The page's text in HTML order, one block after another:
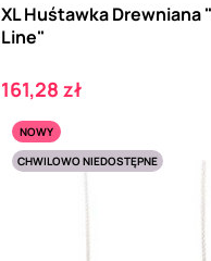
XL Huśtawka Drewniana
Line"
Cena
161,28 zł
NOWY
CHWILOWO NIEDOSTĘPNE